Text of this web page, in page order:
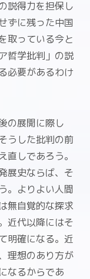
説得力を担保し
ずに残った中国
取っている今と
哲学批判」の説
必要があるわけ
の展開に際し
うした批判の前
しであろう。
展史ならば、そ
。よりよい人間
無自覚的な探求
近代以降にはそ
明確になる。近
理想のあり方が
なるからであ